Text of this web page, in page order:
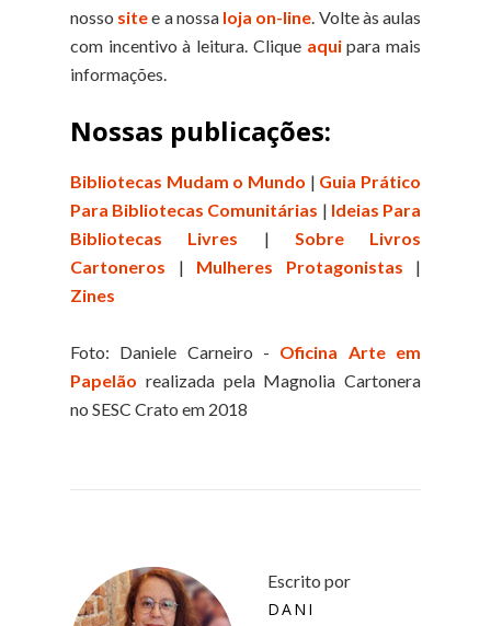
nosso sitee a nossa loja on-line. Volte às aulas
com incentivo à leitura. Clique aquipara mais
informações.
Nossas publicações:
Bibliotecas Mudam o Mundo | Guia Prático
Para Bibliotecas Comunitárias | Ideias Para
Bibliotecas Livres | Sobre Livros
Cartoneros | Mulheres Protagonistas |
Zines
Foto: Daniele Carneiro - Oficina Arte em
Papelão realizada pela Magnolia Cartonera
no SESC Crato em 2018
Escrito por
DANI